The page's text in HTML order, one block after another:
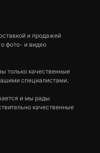
и продажей
фото- и видео
только качественные
специалистами.
и мы рады
качественные